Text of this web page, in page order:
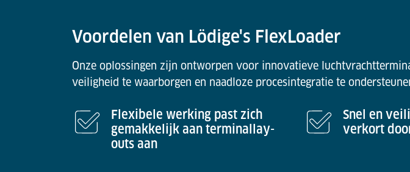
Voordelen van Lödige's FlexLoader
Onze oplossingen zijn ontworpen voor innovatieve
veiligheid te waarborgen en naadloze procesintegratie te
Flexibele werking past zich
gemakkelijk aan terminallay-
outs aan
Snel en
verkort